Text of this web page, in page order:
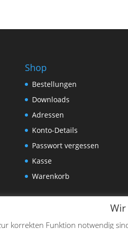
Shop
Bestellungen
Downloads
Adressen
Konto-Details
Passwort vergessen
Kasse
Warenkorb
Wir
korrekten Funktion notwendig